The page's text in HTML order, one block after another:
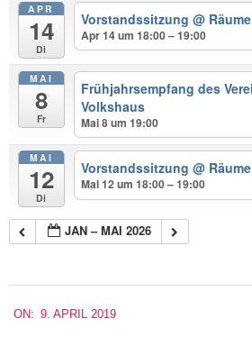
APR
14
Di
Vorstandssitzung@
Apr 14 um 18:00 – 19:00
MAI
8
Fr
Frühjahrsempfang des
Volkshaus
Mai 8 um 19:00
MAI
12
Di
Vorstandssitzung@
Mai 12 um 18:00 – 19:00
JAN – MAI 2026
04-
ON: 9. APRIL 2019